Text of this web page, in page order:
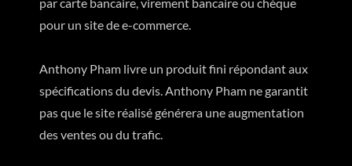
pour un site de e-commerce.
Anthony Pham livre un produit fini répondant aux
spécifications du devis. Anthony Pham ne garantit
pas que le site réalisé générera une augmentation
des ventes ou du trafic.